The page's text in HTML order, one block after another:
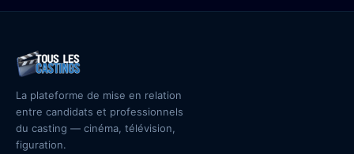
La plateforme de mise en relation
entre candidats et professionnels
du casting — cinéma, télévision,
figuration.